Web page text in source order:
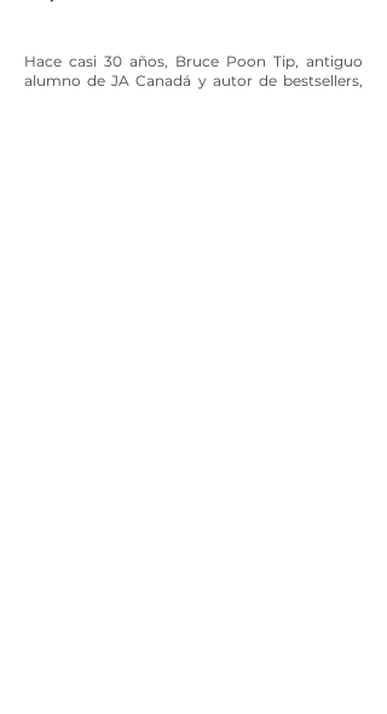
Hace casi 30 años, Bruce Poon Tip, antiguo
alumno de JA Canadá y autor de bestsellers,